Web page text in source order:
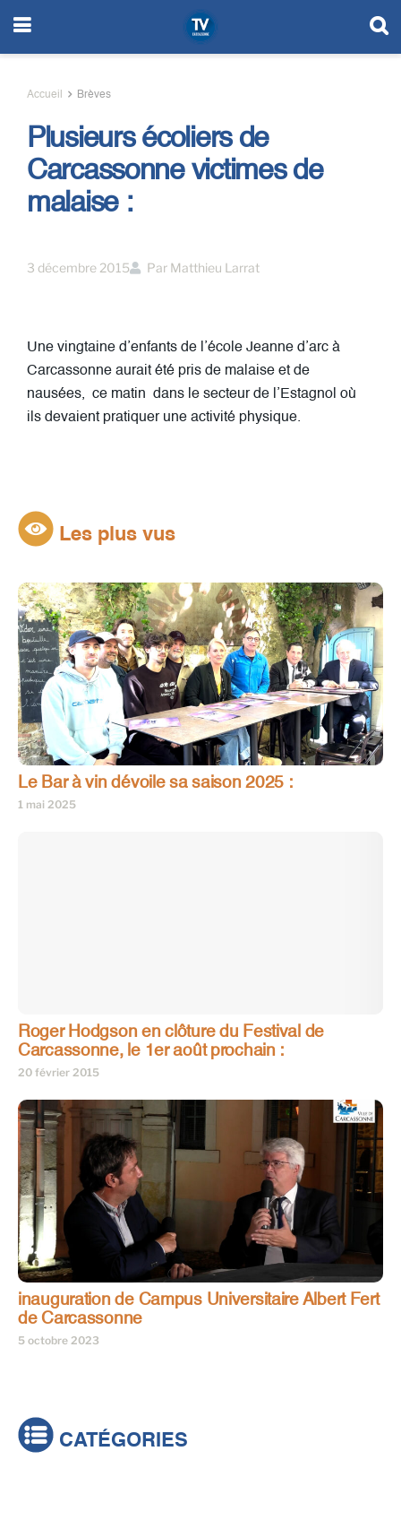
Accueil Brèves
Plusieurs écoliers de
Carcassonne victimes de
malaise :
3 décembre 2015 Par Matthieu Larrat
Une vingtaine d’enfants de l’école Jeanne d’arc à
Carcassonne aurait été pris de malaise et de
nausées, ce matin dans le secteur de l’Estagnol où
ils devaient pratiquer une activité physique.
Les plus vus
Le Bar à vin dévoile sa saison 2025 :
1 mai 2025
Roger Hodgson en clôture du Festival de
Carcassonne, le 1er août prochain :
20 février 2015
inauguration de Campus Universitaire Albert Fert
de Carcassonne
5 octobre 2023
CATÉGORIES